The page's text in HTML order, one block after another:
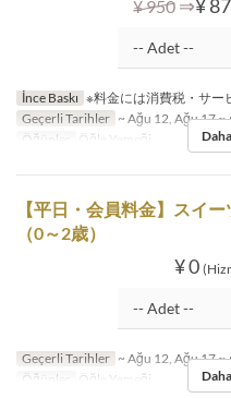
¥ 950 ⇒¥
İnce Baskı ※料金には消費税・サー
Geçerli Tarihler ~ Ağu 12, Ağu 17 ~
Öğünler
Öğle Yemeği
【平日・会員料金】スイ
（0～2歳）
¥ 0
Geçerli Tarihler ~ Ağu 12, Ağu 17 ~
Öğünler
Öğle Yemeği